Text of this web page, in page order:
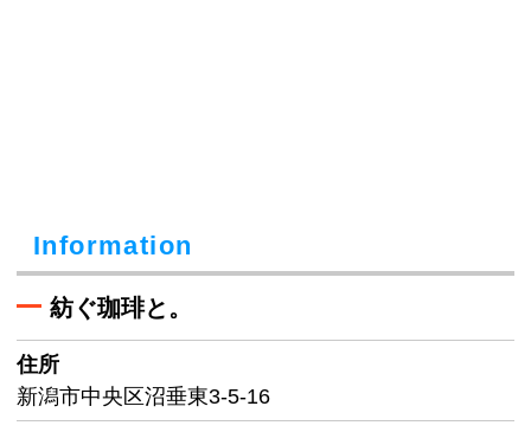
Information
紡ぐ珈琲と。
住所
新潟市中央区沼垂東3-5-16